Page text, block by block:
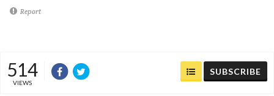
Report
514
VIEWS
SUBSCRIBE